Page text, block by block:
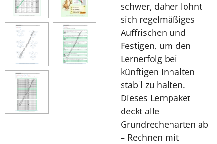
schwer, daher lohnt
sich regelmäßiges
Auffrischen und
Festigen, um den
Lernerfolg bei
künftigen Inhalten
stabil zu halten.
Dieses Lernpaket
deckt alle
Grundrechenarten ab
– Rechnen mit